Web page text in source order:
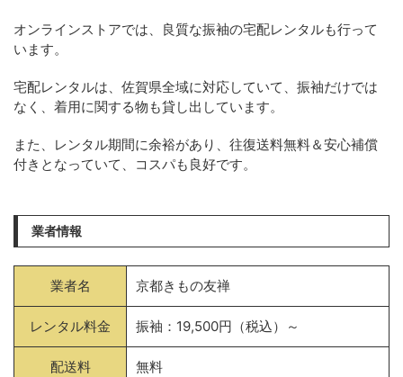
オンラインストアでは、良質な振袖の宅配レンタルも行って
います。
宅配レンタルは、佐賀県全域に対応していて、振袖だけでは
なく、着用に関する物も貸し出しています。
また、レンタル期間に余裕があり、往復送料無料＆安心補償
付きとなっていて、コスパも良好です。
業者情報
業者名 京都きもの友禅
レンタル料金 振袖：19,500円（税込）～
配送料 無料